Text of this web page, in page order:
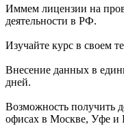
Иммем лицензии на
деятельности в РФ.
Изучайте курс в своем
Внесение данных в
дней.
Возможность получить
офисах в Москве, Уфе и